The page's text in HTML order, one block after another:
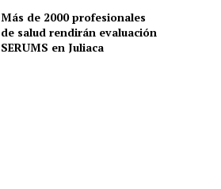
Más de 2000 profesionales
de salud rendirán evaluación
SERUMS en Juliaca